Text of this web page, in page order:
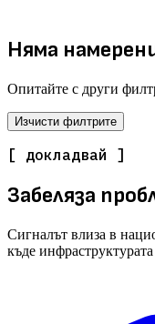
Няма
Опитайте с други
Изчисти филтрите
[ докладвай ]
Забеляза
Сигналът влиза в
къде